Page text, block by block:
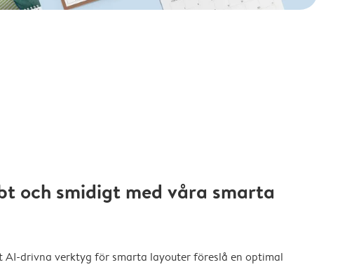
och smidigt med våra smarta
AI-drivna verktyg för smarta layouter föreslå en optimal